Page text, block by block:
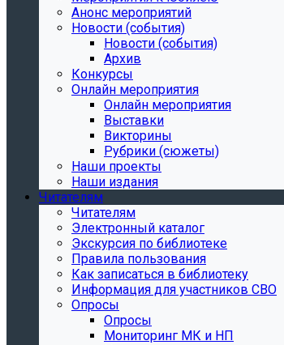
Анонс мероприятий
Новости (события)
Новости (события)
Архив
Конкурсы
Онлайн мероприятия
Онлайн мероприятия
Выставки
Викторины
Рубрики (сюжеты)
Наши проекты
Наши издания
Читателям
Читателям
Электронный каталог
Экскурсия по библиотеке
Правила пользования
Как записаться в библиотеку
Информация для участников СВО
Опросы
Опросы
Мониторинг МК и НП